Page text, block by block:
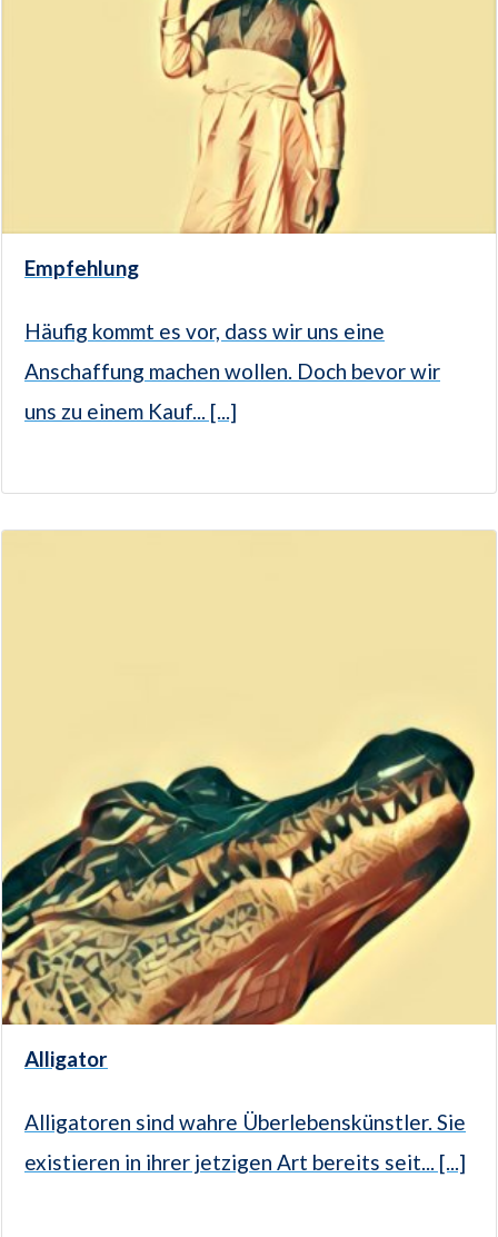
Empfehlung
Häufig kommt es vor, dass wir uns eine
Anschaffung machen wollen. Doch bevor wir
uns zu einem Kauf... [...]
Alligator
Alligatoren sind wahre Überlebenskünstler. Sie
existieren in ihrer jetzigen Art bereits seit... [...]